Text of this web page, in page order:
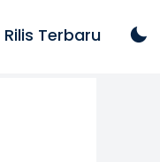
Rilis Terbaru